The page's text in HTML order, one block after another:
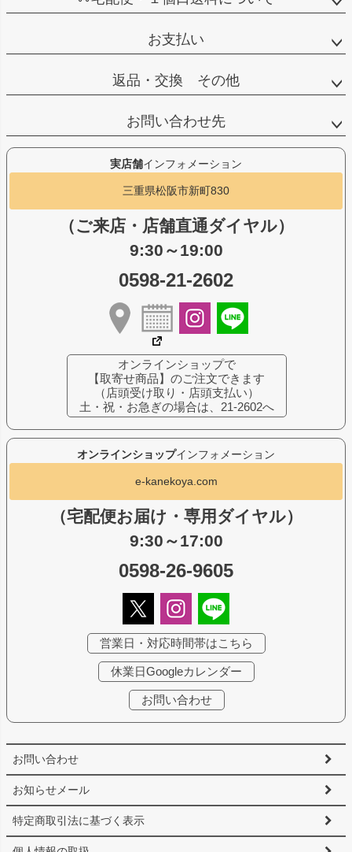
お支払い
返品・交換 その他
お問い合わせ先
お問い合わせ
お知らせメール
特定商取引法に基づく表示
オンラインショップインフォメーション
e-kanekoya.com
（宅配便お届け・専用ダイヤル）
9:30～17:00
0598-26-9605
営業日・対応時間帯はこちら
休業日Googleカレンダー
お問い合わせ
実店舗インフォメーション
三重県松阪市新町830
（ご来店・店舗直通ダイヤル）
9:30～19:00
0598-21-2602
オンラインショップで
【取寄せ商品】のご注文できます
（店頭受け取り・店頭支払い）
土・祝・お急ぎの場合は、21-2602へ